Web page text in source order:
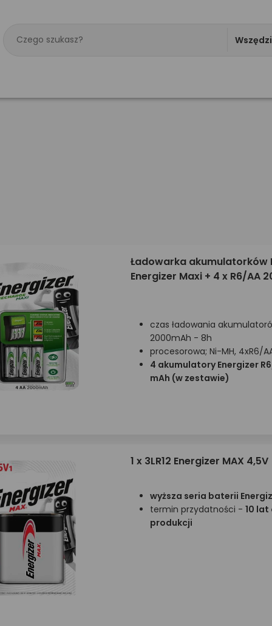
Ładowarka akumulatorków
Energizer Maxi + 4 x R6/AA
czas ładowania
2000mAh - 8h
procesorowa; Ni-MH, 4xR6/
4 akumulatory Energizer
mAh (w zestawie)
1 x 3LR12 Energizer MAX 4,5V
wyższa seria baterii
termin przydatności - 10
produkcji